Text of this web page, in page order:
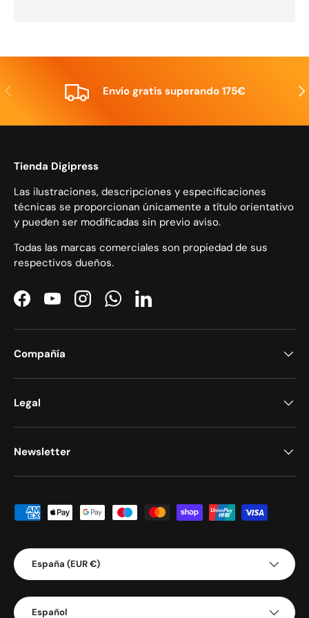
Anterior Envío gratis superando 175€
Tienda Digipress
Las ilustraciones, descripciones y especificaciones
técnicas se proporcionan únicamente a título orientativo
y pueden ser modificadas sin previo aviso.
Todas las marcas comerciales son propiedad de sus
respectivos dueños.
FacebookYouTubeInstagramWhatsAppLinkedIn
Compañía
Legal
Newsletter
Formas de pago aceptadas
País/Región
España (EUR €)
Idioma
Español